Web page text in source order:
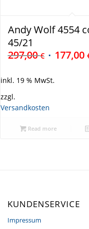
Andy Wolf 4554
45/21
297,00€ 177,00
inkl. 19 % MwSt.
zzgl.
Versandkosten
Read more
KUNDENSERVICE
Impressum